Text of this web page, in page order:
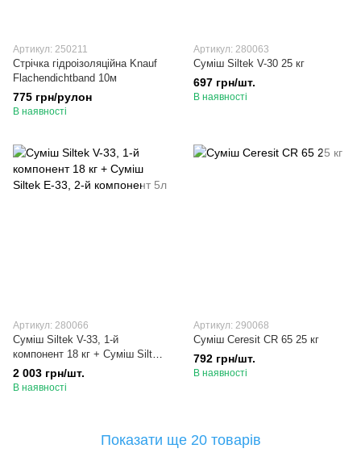
Артикул: 250211
Стрічка гідроізоляційна Knauf
Flachendichtband 10м
775 грн/рулон
В наявності
Артикул: 280063
Суміш Siltek V-30 25 кг
697 грн/шт.
В наявності
Артикул: 280066
Суміш Siltek V-33, 1-й
компонент 18 кг + Суміш Siltek
Е-33, 2-й компонент 5л
2 003 грн/шт.
В наявності
Артикул: 290068
Суміш Ceresit СR 65 25 кг
792 грн/шт.
В наявності
Показати ще 20 товарів